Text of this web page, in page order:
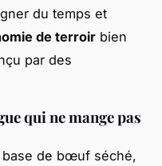
du temps et
de terroir bien
par des
qui ne mange pas
base de bœuf séché,